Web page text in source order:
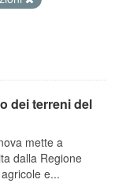
dei terreni del
mette a
dalla Regione
e...